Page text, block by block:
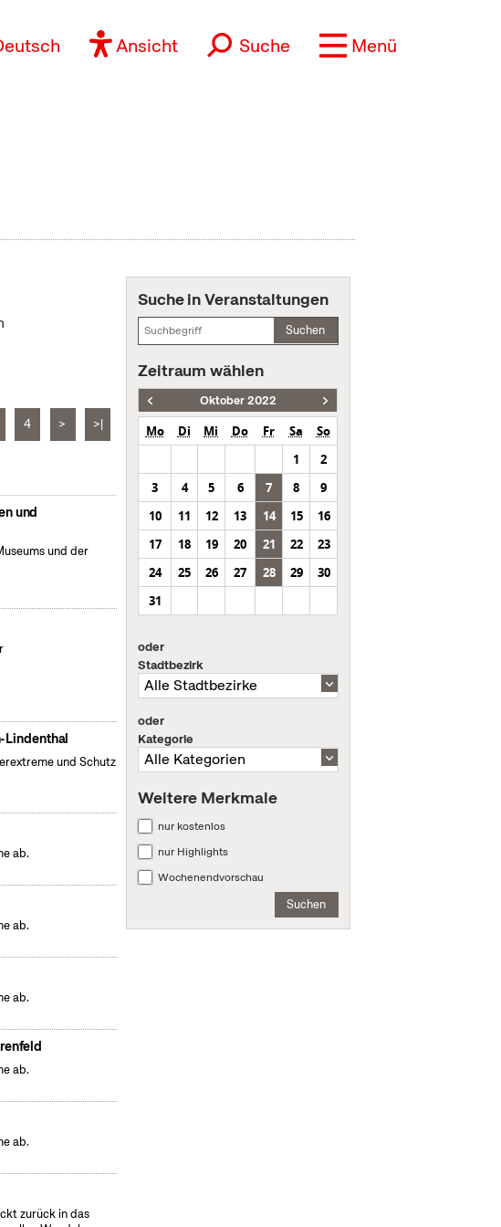
Ansicht Suche Menü
4 > >|
und
und der
Lindenthal
und Schutz
ab.
ab.
ab.
ab.
ab.
zurück in das
Suche in Veranstaltungen
Suchen
Zeitraum wählen
Oktober 2022
Mo Di Mi Do Fr Sa
So
1
2
3
4 5 6 7 8
9
10
11 12 13 14 15
16
17
18 19 20 21 22
23
24
25 26 27 28 29
30
31
oder
Stadtbezirk
oder
Kategorie
Weitere Merkmale
nur kostenlos
nur Highlights
Wochenendvorschau
Suchen